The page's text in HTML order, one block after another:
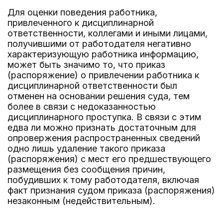
Для оценки поведения работника,
привлеченного к дисциплинарной
ответственности, коллегами и иными лицами,
получившими от работодателя негативно
характеризующую работника информацию,
может быть значимо то, что приказ
(распоряжение) о привлечении работника к
дисциплинарной ответственности был
отменен на основании решения суда, тем
более в связи с недоказанностью
дисциплинарного проступка. В связи с этим
едва ли можно признать достаточным для
опровержения распространенных сведений
одно лишь удаление такого приказа
(распоряжения) с мест его предшествующего
размещения без сообщения причин,
побудивших к тому работодателя, включая
факт признания судом приказа (распоряжения)
незаконным (недействительным).